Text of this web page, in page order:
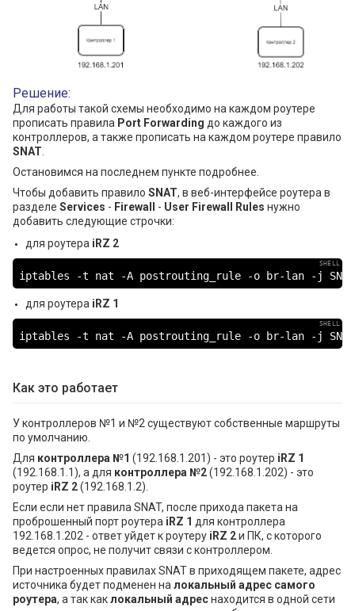
Решение:
Для работы такой схемы необходимо на каждом роутере
прописать правила Port Forwarding до каждого из
контроллеров, а также прописать на каждом роутере правило
SNAT
Остановимся на последнем пункте подробнее.
Чтобы добавить правило SNAT, в веб-интерфейсе роутера в
разделе Services - Firewall - User Firewall Rules нужно
добавить следующие строчки:
для роутера iRZ 2
iptables -t nat -A postrouting_rule -o br-lan -j
для роутера iRZ 1
iptables -t nat -A postrouting_rule -o br-lan -j
Как это работает
У контроллеров №1 и №2 существуют собственные маршруты
по умолчанию.
Для контроллера №1 (192.168.1.201) - это роутер iRZ 1
(192.168.1.1), а для контроллера №2(192.168.1.202) - это
роутер iRZ 2(192.168.1.2).
Если если нет правила SNAT, после прихода пакета на
проброшенный порт роутера iRZ 1 для контроллера
192.168.1.202 - ответ уйдет к роутеру iRZ 2и ПК, с которого
ведется опрос, не получит связи с контроллером.
При настроенных правилах SNAT в приходящем пакете, адрес
источника будет подменен на локальный адрес самого
роутера, а так каклокальный адреснаходится в одной сети